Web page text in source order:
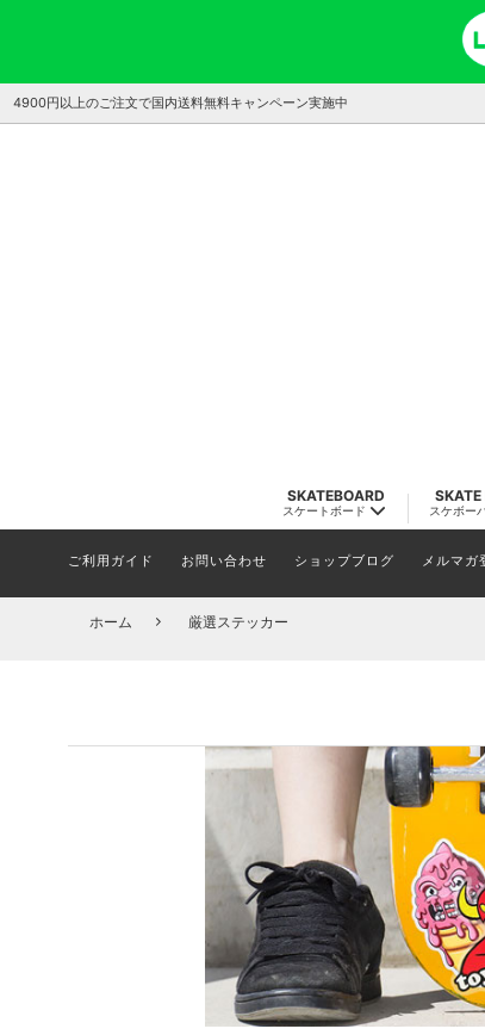
4900円以上のご注文で国内送料無料キャンペーン実施中
SKATEBOARD
スケートボード
COMPLETE SKATEBOARD
DECK
デッキ ブランド別一覧
SKATE
スケボー
TRUCK
ハードウェア(ボルト)
BUSHINGS
ブッシュ/クッシュゴム
BOARD ACCESSORIES
デッキ アクセサリー
T-SHIRTS
アウター/ジャケット
CAP & HATS
キャップ/帽子
KIDS ITEM
MASK
マスク
SOCKS
ソックス/靴下
UNDERWEAR
FILA フィラ(全アイテム)
DICKIES ディッキーズ(全アイテム)
何を買えばいい？子ども用スケボーの選び方とおす
すめセット
ご利用ガイド お問い合わせ ショップブログ メルマガ
ホーム 厳選ステッカー